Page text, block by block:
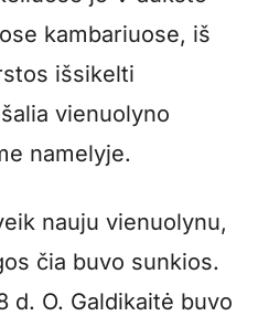
kambariuose, iš
išsikelti
vienuolyno
namelyje.
nauju vienuolynu,
čia buvo sunkios.
d. O. Galdikaitė buvo